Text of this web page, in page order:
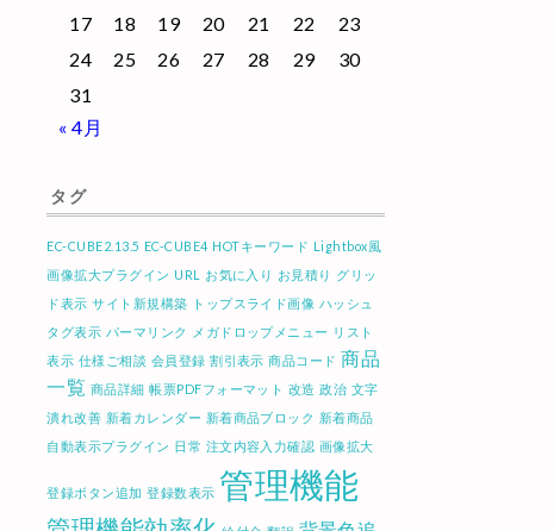
17
18 19 20 21 22
23
24
25 26 27 28 29
30
31
« 4月
タグ
EC-CUBE2.13.5 EC-CUBE4 HOTキーワード Lightbox風
画像拡大プラグイン URL お気に入り お見積り グリッ
ド表示 サイト新規構築 トップスライド画像 ハッシュ
タグ表示 パーマリンク メガドロップメニュー リスト
表示 仕様ご相談 会員登録 割引表示 商品コード 商品
一覧 商品詳細 帳票PDFフォーマット 改造 政治 文字
潰れ改善 新着カレンダー 新着商品ブロック 新着商品
自動表示プラグイン 日常 注文内容入力確認 画像拡大
登録ボタン追加 登録数表示 管理機能